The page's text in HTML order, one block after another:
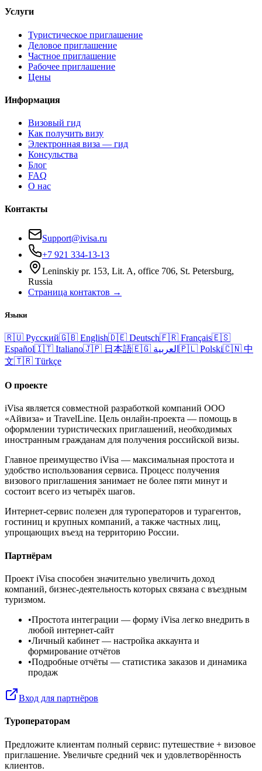
Услуги
Туристическое приглашение
Деловое приглашение
Частное приглашение
Рабочее приглашение
Цены
Информация
Визовый гид
Как получить визу
Электронная виза — гид
Консульства
Блог
FAQ
О нас
Контакты
Support@ivisa.ru
+7 921 334-13-13
Leninskiy pr. 153, Lit. A, office 706, St. Petersburg,
Russia
Страница контактов →
Языки
🇷🇺 Русский🇬🇧 English🇩🇪 Deutsch🇫🇷 Français🇪🇸
Español🇮🇹 Italiano🇯🇵 日本語🇪🇬 العربية 🇵🇱 Polski🇨🇳 中
文🇹🇷 Türkçe
О проекте
iVisa является совместной разработкой компаний ООО
«Айвиза» и TravelLine. Цель онлайн-проекта — помощь в
оформлении туристических приглашений, необходимых
иностранным гражданам для получения российской визы.
Главное преимущество iVisa — максимальная простота и
удобство использования сервиса. Процесс получения
визового приглашения занимает не более пяти минут и
состоит всего из четырёх шагов.
Интернет-сервис полезен для туроператоров и турагентов,
гостиниц и крупных компаний, а также частных лиц,
упрощающих въезд на территорию России.
Партнёрам
Проект iVisa способен значительно увеличить доход
компаний, бизнес-деятельность которых связана с въездным
туризмом.
•Простота интеграции — форму iVisa легко внедрить в
любой интернет-сайт
•Личный кабинет — настройка аккаунта и
формирование отчётов
•Подробные отчёты — статистика заказов и динамика
продаж
Вход для партнёров
Туроператорам
Предложите клиентам полный сервис: путешествие + визовое
приглашение. Увеличьте средний чек и удовлетворённость
клиентов.